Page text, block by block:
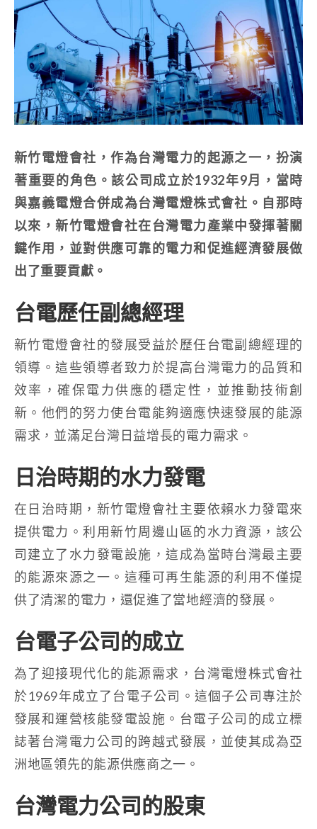
新竹電燈會社，作為台灣電力的起源之一，扮演
著重要的角色。該公司成立於1932年9月，當時
與嘉義電燈合併成為台灣電燈株式會社。自那時
以來，新竹電燈會社在台灣電力產業中發揮著關
鍵作用，並對供應可靠的電力和促進經濟發展做
出了重要貢獻。
台電歷任副總經理
新竹電燈會社的發展受益於歷任台電副總經理的
領導。這些領導者致力於提高台灣電力的品質和
效率，確保電力供應的穩定性，並推動技術創
新。他們的努力使台電能夠適應快速發展的能源
需求，並滿足台灣日益增長的電力需求。
日治時期的水力發電
在日治時期，新竹電燈會社主要依賴水力發電來
提供電力。利用新竹周邊山區的水力資源，該公
司建立了水力發電設施，這成為當時台灣最主要
的能源來源之一。這種可再生能源的利用不僅提
供了清潔的電力，還促進了當地經濟的發展。
台電子公司的成立
為了迎接現代化的能源需求，台灣電燈株式會社
於1969年成立了台電子公司。這個子公司專注於
發展和運營核能發電設施。台電子公司的成立標
誌著台灣電力公司的跨越式發展，並使其成為亞
洲地區領先的能源供應商之一。
台灣電力公司的股東